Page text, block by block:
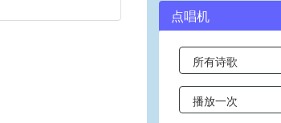
点唱机